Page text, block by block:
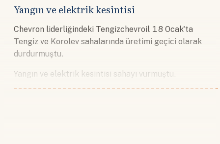
Yangın ve elektrik kesintisi
Chevron liderliğindeki Tengizchevroil 18 Ocak'ta
Tengiz ve Korolev sahalarında üretimi geçici olarak
durdurmuştu.
Yangın ve elektrik kesintisi sahayı vurmuştu.